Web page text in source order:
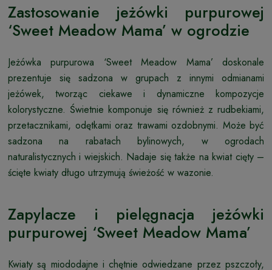
Zastosowanie jeżówki purpurowej
‘Sweet Meadow Mama’ w ogrodzie
Jeżówka purpurowa ‘Sweet Meadow Mama’ doskonale
prezentuje się sadzona w grupach z innymi odmianami
jeżówek, tworząc ciekawe i dynamiczne kompozycje
kolorystyczne. Świetnie komponuje się również z rudbekiami,
przetacznikami, odętkami oraz trawami ozdobnymi. Może być
sadzona na rabatach bylinowych, w ogrodach
naturalistycznych i wiejskich. Nadaje się także na kwiat cięty –
ścięte kwiaty długo utrzymują świeżość w wazonie.
Zapylacze i pielęgnacja jeżówki
purpurowej ‘Sweet Meadow Mama’
Kwiaty są miododajne i chętnie odwiedzane przez pszczoły,